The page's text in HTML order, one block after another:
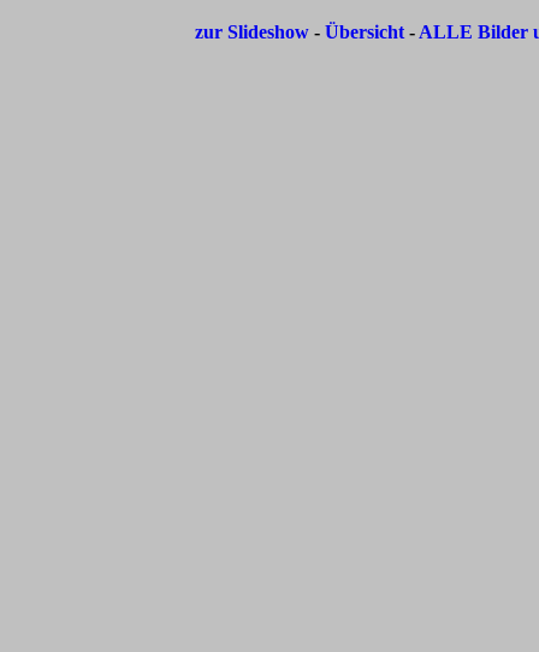
zur Slideshow- Übersicht - ALLE Bilder